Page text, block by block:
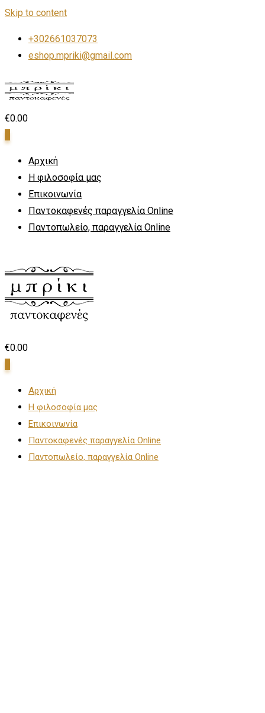
Skip to content
+302661037073
eshop.mpriki@gmail.com
€0.00
Αρχική
Η φιλοσοφία μας
Επικοινωνία
Παντοκαφενές παραγγελία Online
Παντοπωλείο, παραγγελία Online
€0.00
Αρχική
Η φιλοσοφία μας
Επικοινωνία
Παντοκαφενές παραγγελία Online
Παντοπωλείο, παραγγελία Online